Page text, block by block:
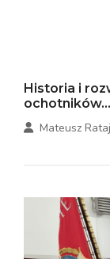
Historia i
ochotników...
Mateusz